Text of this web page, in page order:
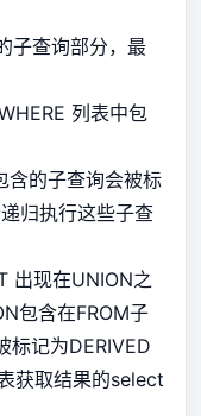
查询部分，最
列表中包
的子查询会被标
归执行这些子查
现在UNION之
包含在FROM子
标记为DERIVED
获取结果的select